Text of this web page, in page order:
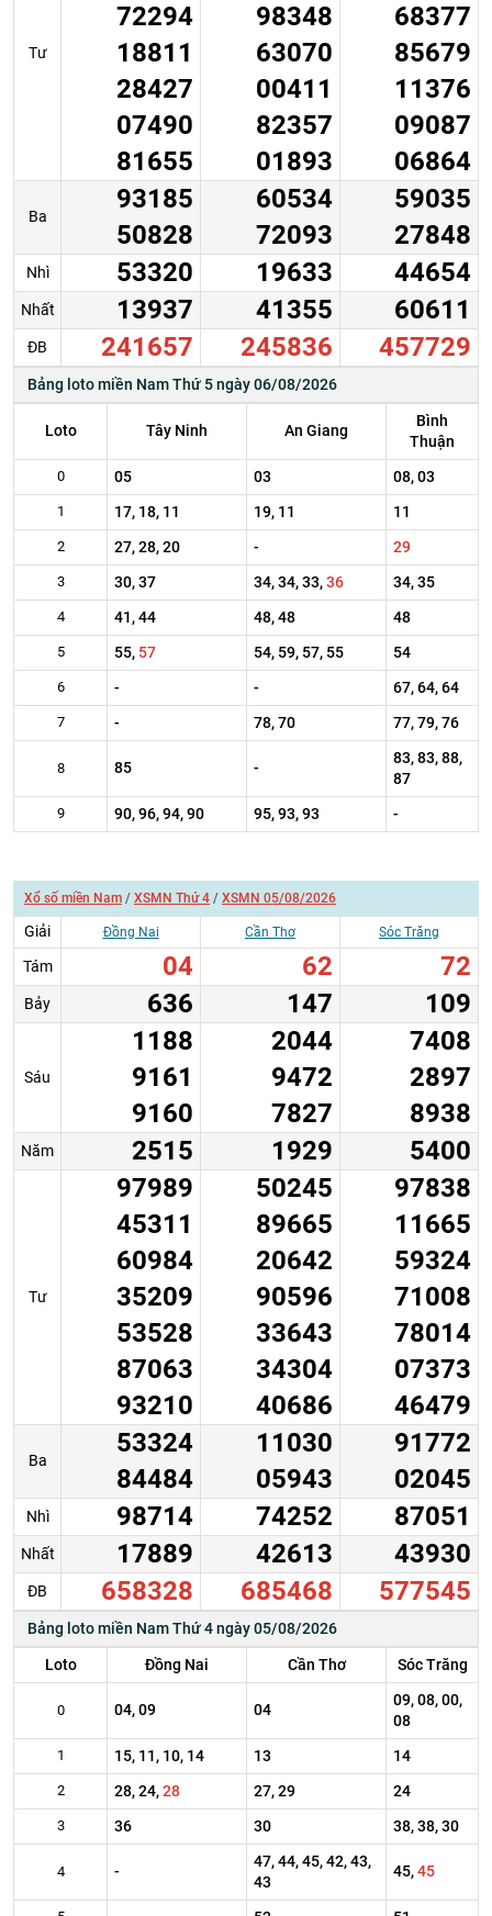
Tư
72294
18811
28427
07490
81655
98348
63070
00411
82357
01893
68377
85679
11376
09087
06864
Ba
93185
50828
60534
72093
59035
27848
Nhì 53320 19633 44654
Nhất 13937 41355 60611
ĐB 241657 245836 457729
Bảng loto miền Nam Thứ 5 ngày 06/08/2026
Loto Tây Ninh An Giang
Bình
Thuận
0 05 03 08, 03
1 17, 18, 11 19, 11 11
2 27, 28, 20 - 29
3 30, 37 34, 34, 33,36 34, 35
4 41, 44 48, 48 48
5 55, 57 54, 59, 57, 55 54
6 - - 67, 64, 64
7 - 78, 70 77, 79, 76
8 85 -
83, 83, 88,
87
9 90, 96, 94, 90 95, 93, 93 -
Xổ số miền Nam / XSMN Thứ 4 / XSMN 05/08/2026
Giải Đồng Nai Cần Thơ Sóc Trăng
Tám 04 62 72
Bảy 636 147 109
Sáu
1188
9161
9160
2044
9472
7827
7408
2897
8938
Năm 2515 1929 5400
Tư
97989
45311
60984
35209
53528
87063
93210
50245
89665
20642
90596
33643
34304
40686
97838
11665
59324
71008
78014
07373
46479
Ba
53324
84484
11030
05943
91772
02045
Nhì 98714 74252 87051
Nhất 17889 42613 43930
ĐB 658328 685468 577545
Bảng loto miền Nam Thứ 4 ngày 05/08/2026
Loto Đồng Nai Cần Thơ Sóc Trăng
0 04, 09 04
09, 08, 00,
08
1 15, 11, 10, 14 13 14
2 28, 24,28 27, 29 24
3 36 30 38, 38, 30
4 -
47, 44, 45, 42, 43,
43
45,45